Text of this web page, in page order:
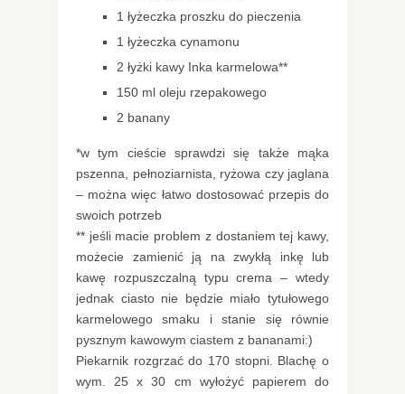
1 łyżeczka proszku do pieczenia
1 łyżeczka cynamonu
2 łyżki kawy Inka karmelowa**
150 ml oleju rzepakowego
2 banany
*w tym cieście sprawdzi się także mąka
pszenna, pełnoziarnista, ryżowa czy jaglana
– można więc łatwo dostosować przepis do
swoich potrzeb
** jeśli macie problem z dostaniem tej kawy,
możecie zamienić ją na zwykłą inkę lub
kawę rozpuszczalną typu crema – wtedy
jednak ciasto nie będzie miało tytułowego
karmelowego smaku i stanie się równie
pysznym kawowym ciastem z bananami:)
Piekarnik rozgrzać do 170 stopni. Blachę o
wym. 25 x 30 cm wyłożyć papierem do